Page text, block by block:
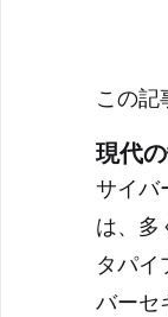
この記
現代
サイバ
は、多
タパイ
バーセ